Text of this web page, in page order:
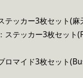
テッカー3枚セット(麻
ステッカー3枚セット
ロマイド3枚セット